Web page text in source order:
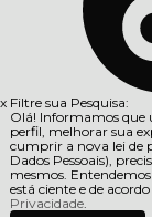
x Filtre sua Pesquisa:
Olá! Informamos que
perfil, melhorar sua
cumprir a nova lei de
Dados Pessoais),
mesmos.
está ciente e de
Privacidade.